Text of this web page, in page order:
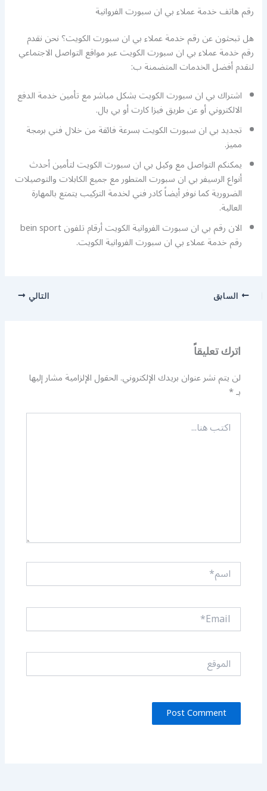
رقم هاتف خدمة عملاء بي ان سبورت الفروانية
هل تبحثون عن رقم خدمة عملاء بي ان سبورت الكويت؟ نحن نقدم
رقم خدمة عملاء بي ان سبورت الكويت عبر مواقع التواصل الاجتماعي
لنقدم أفضل الخدمات المتضمنة ب:
اشتراك بي ان سبورت الكويت بشكل مباشر مع تأمين خدمة الدفع
الالكتروني أو عن طريق فيزا كارت أو بي بال.
تجديد بي ان سبورت الكويت بسرعة فائقة من خلال فني برمجة
مميز.
يمكنكم التواصل مع وكيل بي ان سبورت الكويت لتأمين أحدث
أنواع الرسيفر بي ان سبورت المتطور مع جميع الكابلات والتوصيلات
الضرورية كما نوفر أيضاً كادر فني لخدمة التركيب يتمتع بالمهارة
العالية.
الان رقم بي ان سبورت الفروانية الكويت أرقام تلفون bein sport
رقم خدمة عملاء بي ان سبورت الفروانية الكويت.
السابق التالي
اترك تعليقاً
لن يتم نشر عنوان بريدك الإلكتروني.الحقول الإلزامية مشار إليها
بـ*
اكتب
هنا...
اسم*
Email*
الموقع